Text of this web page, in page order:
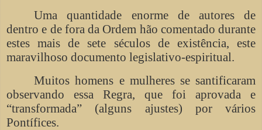
Uma quantidade enorme de autores de
dentro e de fora da Ordem hão comentado durante
estes mais de sete séculos de existência, este
maravilhoso documento legislativo-espiritual.
Muitos homens e mulheres se santificaram
observando essa Regra, que foi aprovada e
“transformada” (alguns ajustes) por vários
Pontífices.